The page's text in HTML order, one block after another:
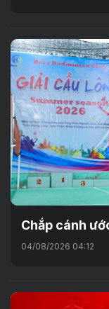
Chắp cánh
04/08/2026 04:12